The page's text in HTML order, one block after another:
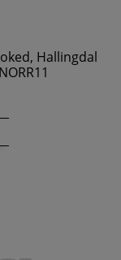
Hallingdal